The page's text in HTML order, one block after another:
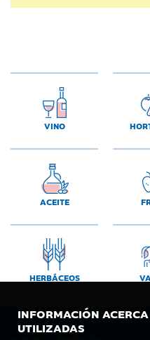
INFORMACIÓN
UTILIZADAS
VINO
ACEITE
HERBÁCEOS